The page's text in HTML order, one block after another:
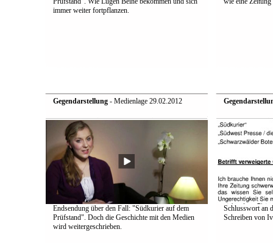
immer weiter fortpflanzen.
Gegendarstellung- Medienlage 29.02.2012
Endsendung über den Fall: "Südkurier auf dem
Prüfstand". Doch die Geschichte mit den Medien
wird weitergeschrieben.
Schlusswort an
Schreiben von